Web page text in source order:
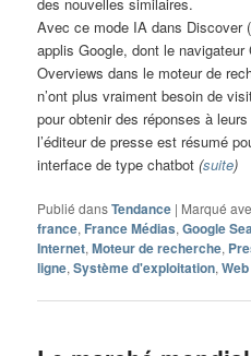
Avec ce mode IA dans Discover
applis Google, dont le navigateur
Overviews dans le moteur de
n’ont plus vraiment besoin de
pour obtenir des réponses à
l’éditeur de presse est résumé
interface de type chatbot(suite)
Publié dansTendance | Marqué
france, France Médias,Google
Internet,Moteur de recherche,
ligne,Système d'exploitation,Web